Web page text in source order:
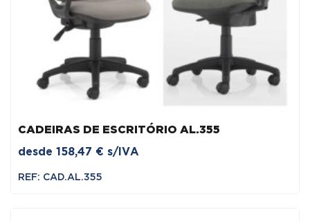
CADEIRAS DE ESCRITÓRIO AL.355
desde 158,47 € s/IVA
REF: CAD.AL.355